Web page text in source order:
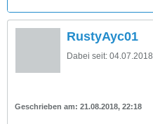
RustyAyc01
Dabei seit: 04.07.2018
21.08.2018, 22:18